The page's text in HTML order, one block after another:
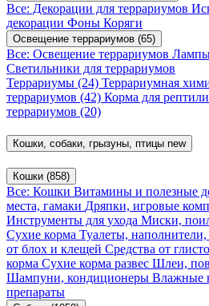
Все: Декорации для террариумов
декорации Фоны Коряги
Освещение террариумов (65)
Все: Освещение террариумов Лампы
Светильники для террариумов
Террариумы (24) Террариумная
террариумов (42) Корма для
террариумов (20)
Кошки, собаки, грызуны, птицы new
Кошки (858)
Все: Кошки Витамины и полезные
места, гамаки Дряпки, игровые
Инструменты для ухода Миски,
Сухие корма Туалеты,
от блох и клещей Средства от
корма Сухие корма развес Шлеи,
Шампуни, кондиционеры Влажные
препараты